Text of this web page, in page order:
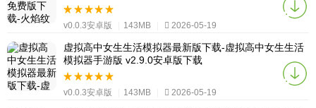
v0.0.3安卓版 143MB 2026-05-19
虚拟高中女生生活模拟器最新版下载-虚拟高中女生生活
模拟器手游版 v2.9.0安卓版下载
v0.0.3安卓版 143MB 2026-05-19